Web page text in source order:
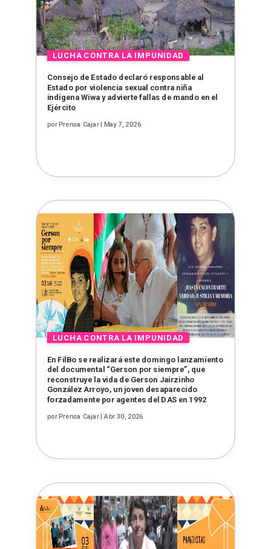
Consejo de Estado declaró responsable al
Estado por violencia sexual contra niña
indígena Wiwa y advierte fallas de mando en el
Ejército
por Prensa Cajar| May 7, 2026
En FilBo se realizará este domingo lanzamiento
del documental “Gerson por siempre”, que
reconstruye la vida de Gerson Jairzinho
González Arroyo, un joven desaparecido
forzadamente por agentes del DAS en 1992
por Prensa Cajar|Abr 30, 2026